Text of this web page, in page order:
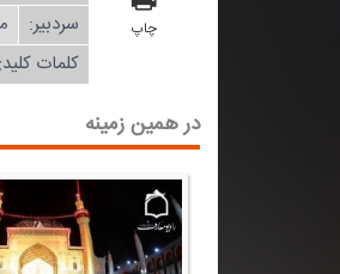
چاپ
سردبیر:
کلمات
در همین زمینه